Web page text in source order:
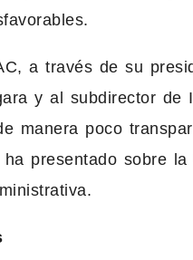
a través de su
y al subdirector de
manera poco
presentado sobre